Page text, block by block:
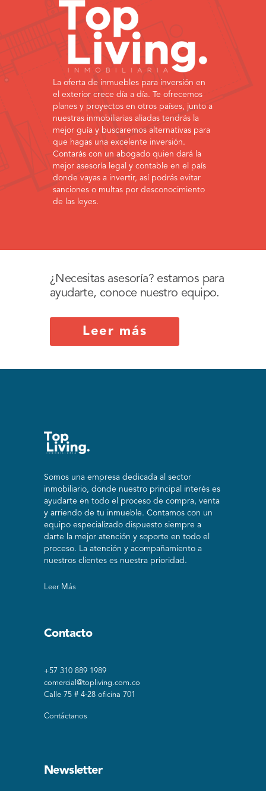
La oferta de inmuebles para inversión en
el exterior crece día a día. Te ofrecemos
planes y proyectos en otros países, junto a
nuestras inmobiliarias aliadas tendrás la
mejor guía y buscaremos alternativas para
que hagas una excelente inversión.
Contarás con un abogado quien dará la
mejor asesoría legal y contable en el país
donde vayas a invertir, así podrás evitar
sanciones o multas por desconocimiento
de las leyes.
¿Necesitas asesoría? estamos para
ayudarte, conoce nuestro equipo.
Leer más
Somos una empresa dedicada al sector
inmobiliario, donde nuestro principal interés es
ayudarte en todo el proceso de compra, venta
y arriendo de tu inmueble. Contamos con un
equipo especializado dispuesto siempre a
darte la mejor atención y soporte en todo el
proceso. La atención y acompañamiento a
nuestros clientes es nuestra prioridad.
Leer Más
Contacto
+57 310 889 1989
comercial@topliving.com.co
Calle 75 # 4-28 oficina 701
Contáctanos
Newsletter